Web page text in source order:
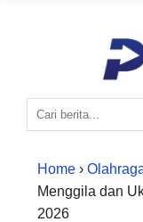
Home ›
Menggila dan
2026